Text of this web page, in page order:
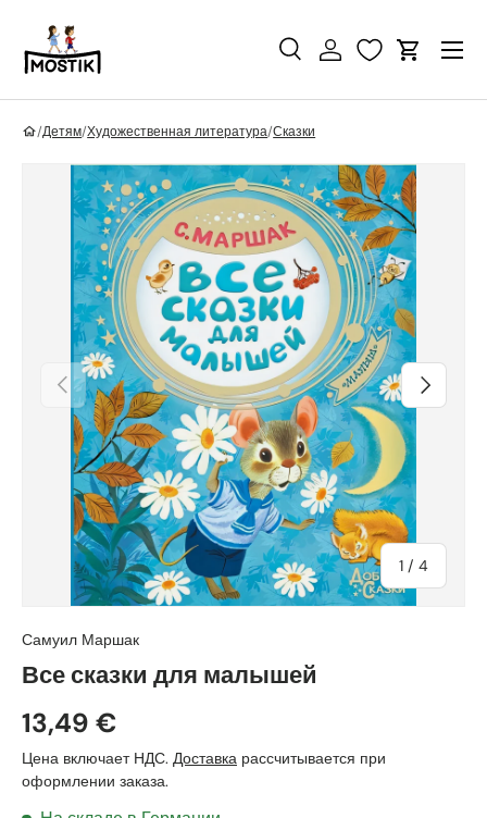
Перейти к контенту
Поиск
ПоискВойти Корзина
/Детям/Художественная литература/Сказки
Перейти к информации о продукте
Назад
1 / из
4
Вперед
Самуил Маршак
Все сказки для малышей
13,49 €
Цена включает НДС. Доставка рассчитывается при
оформлении заказа.